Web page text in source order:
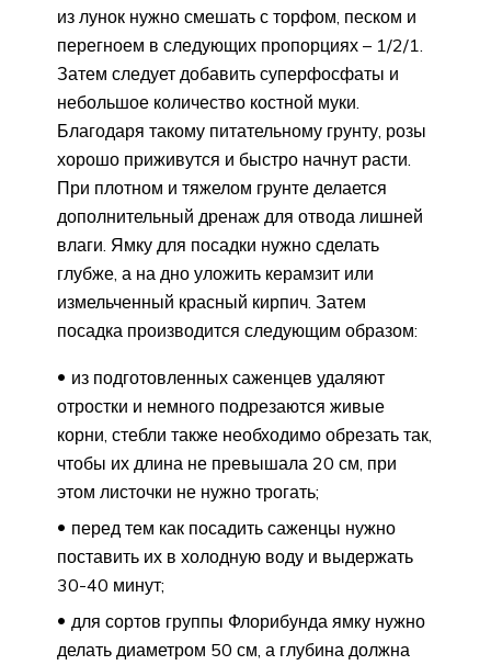
из лунок нужно смешать с торфом, песком и
перегноем в следующих пропорциях – 1/2/1.
Затем следует добавить суперфосфаты и
небольшое количество костной муки.
Благодаря такому питательному грунту, розы
хорошо приживутся и быстро начнут расти.
При плотном и тяжелом грунте делается
дополнительный дренаж для отвода лишней
влаги. Ямку для посадки нужно сделать
глубже, а на дно уложить керамзит или
измельченный красный кирпич. Затем
посадка производится следующим образом:
из подготовленных саженцев удаляют
отростки и немного подрезаются живые
корни, стебли также необходимо обрезать так,
чтобы их длина не превышала 20 см, при
этом листочки не нужно трогать;
перед тем как посадить саженцы нужно
поставить их в холодную воду и выдержать
30-40 минут;
для сортов группы Флорибунда ямку нужно
делать диаметром 50 см, а глубина должна